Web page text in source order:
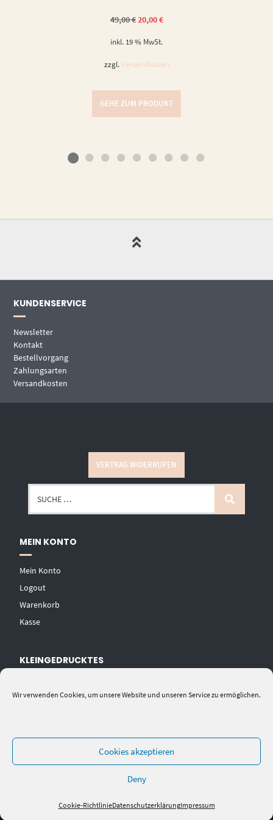
Wir verwenden Cookies, um unsere Website und unseren Service zu ermöglichen.
Cookies akzeptieren
Deny
Cookie-RichtlinieDatenschutzerklärungImpressum
49,00€Ursprünglicher
Preis
49,00 €
20,00€Aktueller
20,00 €.
inkl. 19 % MwSt.
zzgl. Versandkosten
GEHE ZUM PRODUKT
KUNDENSERVICE
Newsletter
Kontakt
Bestellvorgang
Zahlungsarten
Versandkosten
VERTRAG WIDERRUFEN
MEIN KONTO
Mein Konto
Logout
Warenkorb
Kasse
KLEINGEDRUCKTES
Impressum